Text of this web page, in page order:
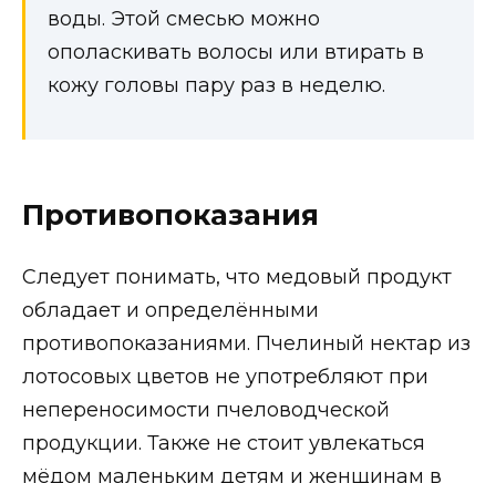
воды. Этой смесью можно
ополаскивать волосы или втирать в
кожу головы пару раз в неделю.
Противопоказания
Следует понимать, что медовый продукт
обладает и определёнными
противопоказаниями. Пчелиный нектар из
лотосовых цветов не употребляют при
непереносимости пчеловодческой
продукции. Также не стоит увлекаться
мёдом маленьким детям и женщинам в